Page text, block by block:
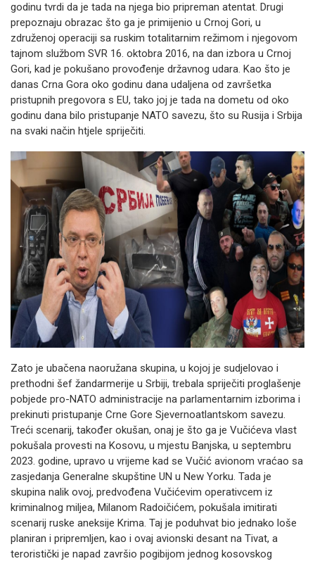
godinu tvrdi da je tada na njega bio pripreman atentat. Drugi
prepoznaju obrazac što ga je primijenio u Crnoj Gori, u
združenoj operaciji sa ruskim totalitarnim režimom i njegovom
tajnom službom SVR 16. oktobra 2016, na dan izbora u Crnoj
Gori, kad je pokušano provođenje državnog udara. Kao što je
danas Crna Gora oko godinu dana udaljena od završetka
pristupnih pregovora s EU, tako joj je tada na dometu od oko
godinu dana bilo pristupanje NATO savezu, što su Rusija i Srbija
na svaki način htjele spriječiti.
Zato je ubačena naoružana skupina, u kojoj je sudjelovao i
prethodni šef žandarmerije u Srbiji, trebala spriječiti proglašenje
pobjede pro-NATO administracije na parlamentarnim izborima i
prekinuti pristupanje Crne Gore Sjevernoatlantskom savezu.
Treći scenarij, također okušan, onaj je što ga je Vučićeva vlast
pokušala provesti na Kosovu, u mjestu Banjska, u septembru
2023. godine, upravo u vrijeme kad se Vučić avionom vraćao sa
zasjedanja Generalne skupštine UN u New Yorku. Tada je
skupina nalik ovoj, predvođena Vučićevim operativcem iz
kriminalnog miljea, Milanom Radoičićem, pokušala imitirati
scenarij ruske aneksije Krima. Taj je poduhvat bio jednako loše
planiran i pripremljen, kao i ovaj avionski desant na Tivat, a
teroristički je napad završio pogibijom jednog kosovskog